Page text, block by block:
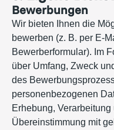
Bewerbungen
Wir bieten Ihnen die
bewerben (z. B. per E-
Bewerberformular). Im
über Umfang, Zweck
des
personenbezogenen
Erhebung,
Übereinstimmung mit